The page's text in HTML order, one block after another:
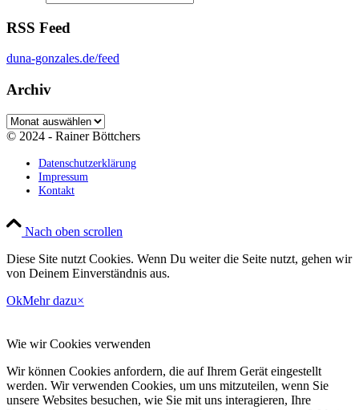
RSS Feed
duna-gonzales.de/feed
Archiv
Archiv
© 2024 - Rainer Böttchers
Datenschutzerklärung
Impressum
Kontakt
Nach oben scrollen
Diese Site nutzt Cookies. Wenn Du weiter die Seite nutzt, gehen wir
von Deinem Einverständnis aus.
OkMehr dazu×
Wie wir Cookies verwenden
Wir können Cookies anfordern, die auf Ihrem Gerät eingestellt
werden. Wir verwenden Cookies, um uns mitzuteilen, wenn Sie
unsere Websites besuchen, wie Sie mit uns interagieren, Ihre